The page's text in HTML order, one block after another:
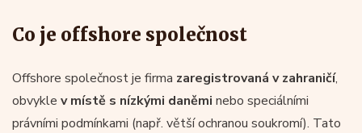
Co je offshore společnost
Offshore společnost je firma zaregistrovaná v zahraničí,
obvykle v místě s nízkými daněmi nebo speciálními
právními podmínkami (např. větší ochranou soukromí). Tato